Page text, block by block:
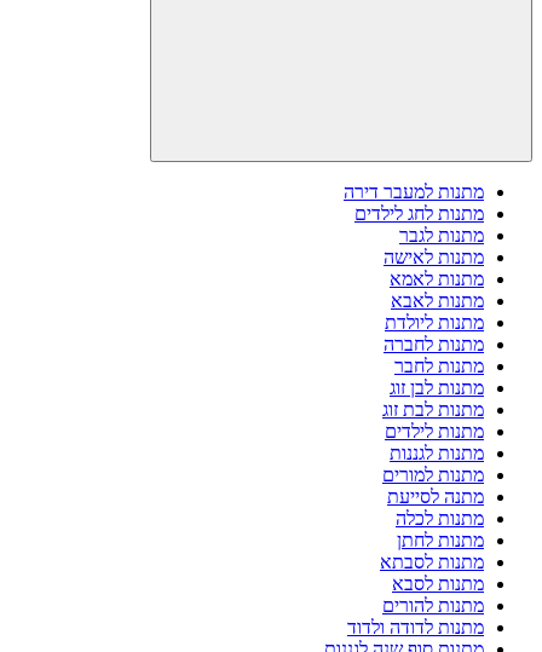
מתנות למעבר דירה
מתנות לחג לילדים
מתנות לגבר
מתנות לאישה
מתנות לאמא
מתנות לאבא
מתנות ליולדת
מתנות לחברה
מתנות לחבר
מתנות לבן זוג
מתנות לבת זוג
מתנות לילדים
מתנות לגננות
מתנות למורים
מתנה לסייעת
מתנות לכלה
מתנות לחתן
מתנות לסבתא
מתנות לסבא
מתנות להורים
מתנות לדודה ולדוד